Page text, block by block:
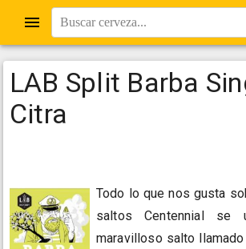
Buscar cerveza...
LAB Split Barba
Citra
Todo lo que nos gusta
saltos Centennial se
maravilloso salto